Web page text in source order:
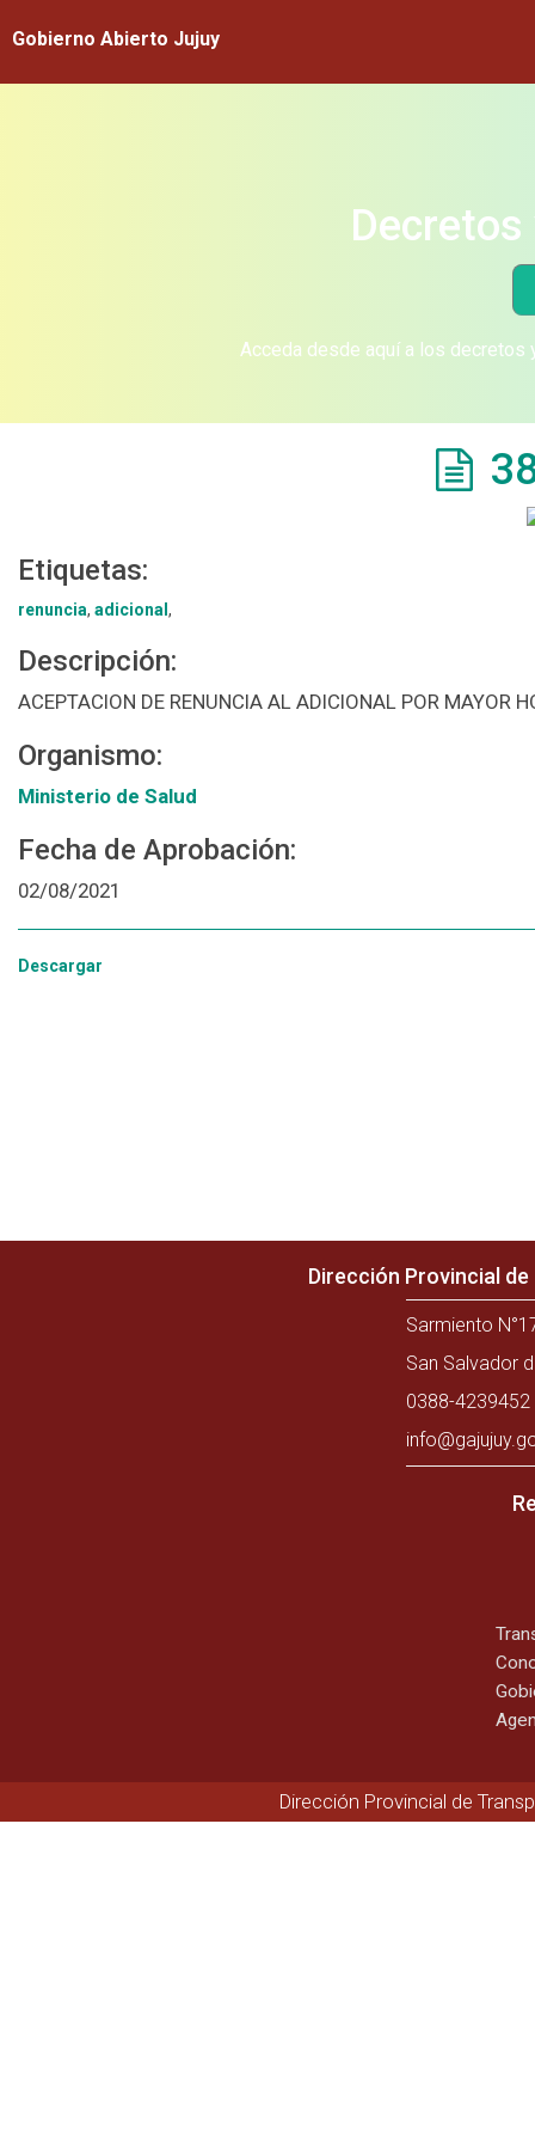
Gobierno Abierto Jujuy
Acceda desde aquí a los
Etiquetas:
renuncia, adicional ,
Descripción:
ACEPTACION DE RENUNCIA AL ADICIONAL POR MAYOR
Organismo:
Ministerio de Salud
Fecha de Aprobación:
02/08/2021
Descargar
Dirección Provincial
Sarmiento
San Salvador
0388-
Dirección Provincial de